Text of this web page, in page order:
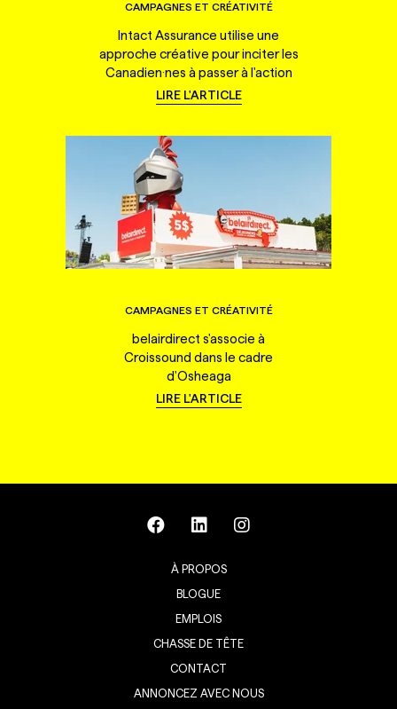
CAMPAGNES ET CRÉATIVITÉ
Intact Assurance utilise une
approche créative pour inciter les
Canadien·nes à passer à l'action
LIRE L'ARTICLE
CAMPAGNES ET CRÉATIVITÉ
belairdirect s'associe à
Croissound dans le cadre
d'Osheaga
LIRE L'ARTICLE
À PROPOS
BLOGUE
EMPLOIS
CHASSE DE TÊTE
CONTACT
ANNONCEZ AVEC NOUS